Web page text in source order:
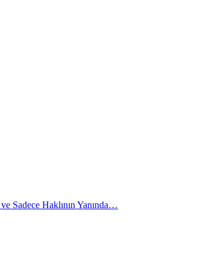
Sadece Haklının Yanında…